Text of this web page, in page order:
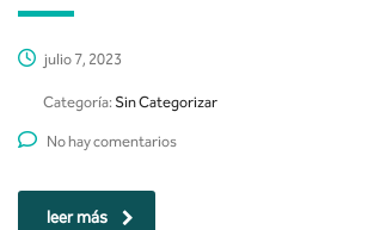
julio 7, 2023
Categoría: Sin Categorizar
No hay comentarios
leer más